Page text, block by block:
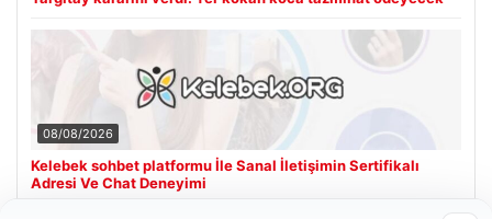
08/08/2026
Kelebek sohbet platformu İle Sanal İletişimin Sertifikalı
Adresi Ve Chat Deneyimi